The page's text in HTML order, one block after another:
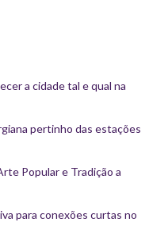
a cidade tal e qual na
pertinho das estações
Popular e Tradição a
para conexões curtas no